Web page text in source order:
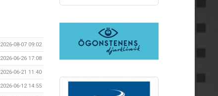
2026-08-07 09:02
2026-06-26 17:08
2026-06-21 11:40
2026-06-12 14:55